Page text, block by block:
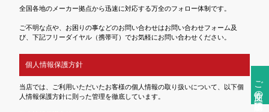
ご注文前の確認事項
全国各地のメーカー拠点から迅速に対応する万全のフォロー体制です。
ご不明な点や、お困りの事などのお問い合わせはお問い合わせフォーム及
び、下記フリーダイヤル（携帯可）でお気軽にお問い合わせください。
個人情報保護方針
当店では、ご利用いただいたお客様の個人情報の取り扱いについて、以下個
人情報保護方針に則った管理を徹底しています。